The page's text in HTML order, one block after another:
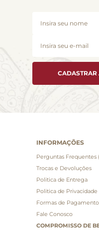
CADASTRAR
INFORMAÇÕES
Perguntas Frequentes
Trocas e Devoluções
Politica de Entrega
Politica de Privacidade
Formas de Pagamento
Fale Conosco
COMPROMISSO DE